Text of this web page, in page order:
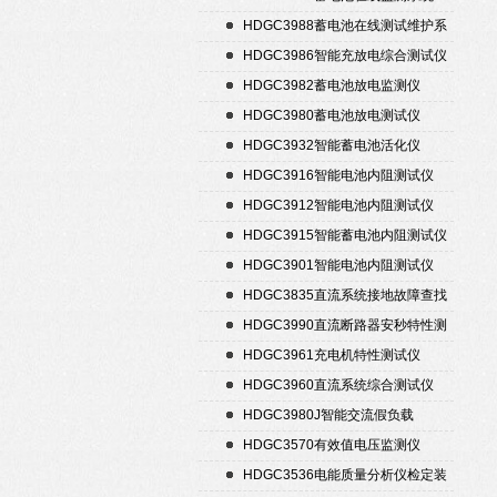
HDGC3988蓄电池在线测试维护系
统
HDGC3986智能充放电综合测试仪
HDGC3982蓄电池放电监测仪
HDGC3980蓄电池放电测试仪
HDGC3932智能蓄电池活化仪
HDGC3916智能电池内阻测试仪
HDGC3912智能电池内阻测试仪
HDGC3915智能蓄电池内阻测试仪
HDGC3901智能电池内阻测试仪
HDGC3835直流系统接地故障查找
仪
HDGC3990直流断路器安秒特性测
试仪
HDGC3961充电机特性测试仪
HDGC3960直流系统综合测试仪
HDGC3980J智能交流假负载
HDGC3570有效值电压监测仪
HDGC3536电能质量分析仪检定装